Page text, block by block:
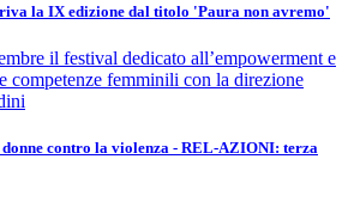
la IX edizione dal titolo 'Paura non avremo'
il festival dedicato all’empowerment e
competenze femminili con la direzione
contro la violenza - REL-AZIONI: terza